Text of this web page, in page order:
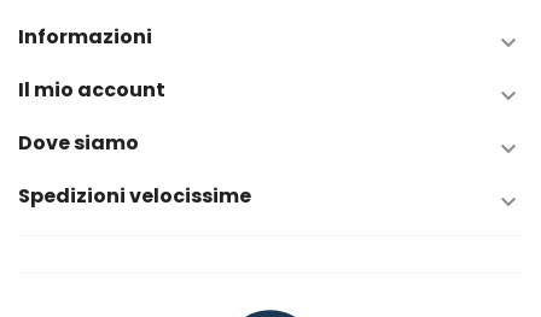
Informazioni 
Il mio account 
Dove siamo 
Spedizioni velocissime 